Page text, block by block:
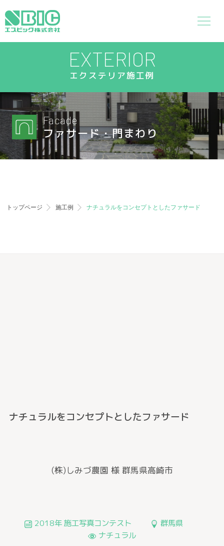
EXTERIOR
エクステリア施工例
Facade
ファサード・門まわり
トップページ 施工例 ナチュラルをコンセプトとしたファサード
ナチュラルをコンセプトとしたファサード
(株)しみづ農園 様 群馬県高崎市
2018年 施工写真コンテスト
群馬県
ナチュラル